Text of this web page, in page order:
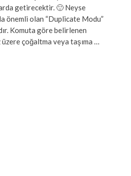
getirecektir. 🙂 Neyse
önemli olan “Duplicate Modu”
Komuta göre belirlenen
çoğaltma veya taşıma …